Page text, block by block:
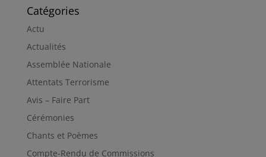
Catégories
Actu
Actualités
Assemblée Nationale
Attentats Terrorisme
Avis – Faire Part
Cérémonies
Chants et Poèmes
Compte-Rendu de Commissions